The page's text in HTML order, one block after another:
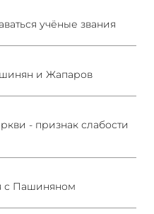
учёные звания
и Жапаров
- признак слабости
с Пашиняном